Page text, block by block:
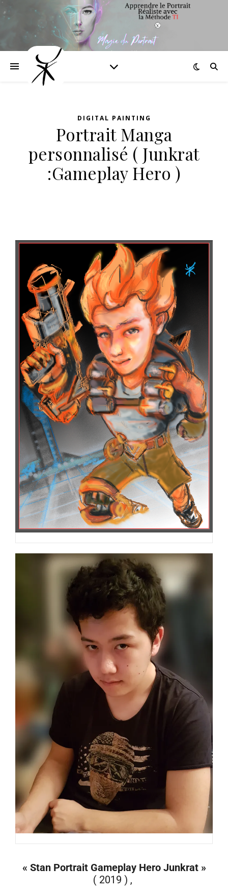
DIGITAL PAINTING
Portrait Manga
personnalisé ( Junkrat
:Gameplay Hero )
« Stan Portrait Gameplay Hero Junkrat »
( 2019 ) ,